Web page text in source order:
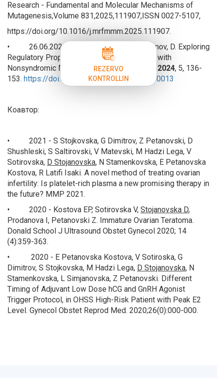
Research - Fundamental and Molecular Mechanisms of
Mutagenesis,Volume 831,2025,111907,ISSN 0027-5107,
https://doi.org/10.1016/j.mrfmmm.2025.111907.
• 26.06.2024 -
Hristov, D
.; Stojanov, D. Exploring
Regulatory Properties of Genes Associated with
Nonsyndromic Male Infertility.Reprod. Med. 2024, 5, 136-
153. https://doi.org/10.3390/reprodmed5030013
Коавтор:
• 2021 - S Stojkovska, G Dimitrov, Z Petanovski, D
Shushleski, S Saltirovski, V Matevski, M Hadzi Lega, V
Sotirovska, D Stojanovska, N Stamenkovska, E Petanovska
Kostova, R Latifi Isaki. A novel method of treating ovarian
infertility: Is platelet-rich plasma a new promising therapy in
the future? MMP 2021.
• 2020 - Kostova EP, Sotirovska V, Stojanovska D,
Prodanova I, Petanovski Z. Immature Ovarian Teratoma.
Donald School J Ultrasound Obstet Gynecol 2020; 14
(4):359-363.
• 2020 - E Petanovska Kostova, V Sotiroska, G
Dimitrov, S Stojkovska, M Hadzi Lega, D Stojanovska, N
Stamenkovska, L Simjanovska, Z Petanovski. Different
Timing of Adjuvant Low Dose hCG and GnRH Agonist
Trigger Protocol, in OHSS High-Risk Patient with Peak E2
Level. Gynecol Obstet Reprod Med. 2020;26(0):000-000.
REZERVO
KONTROLLIN